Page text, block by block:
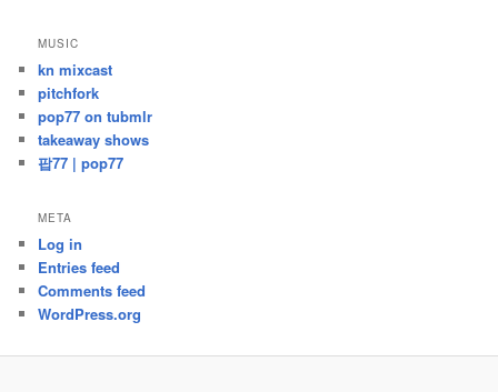
MUSIC
kn mixcast
pitchfork
pop77 on tubmlr
takeaway shows
팝77 | pop77
META
Log in
Entries feed
Comments feed
WordPress.org